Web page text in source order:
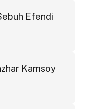
Efendi
Kamsoy